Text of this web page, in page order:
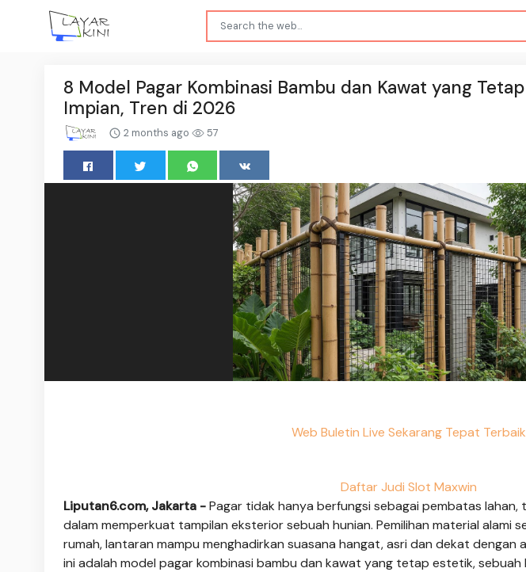
8 Model Pagar Kombinasi Bambu dan Kawat yang
Impian, Tren di 2026
2 months ago 57
Web Buletin Live Sekarang Tepat Terbaik
Daftar Judi Slot Maxwin
Liputan6.com, Jakarta -Pagar tidak hanya berfungsi sebagai pembatas
dalam memperkuat tampilan eksterior sebuah hunian. Pemilihan material alami
rumah, lantaran mampu menghadirkan suasana hangat, asri dan dekat dengan
ini adalah model pagar kombinasi bambu dan kawat yang tetap estetik,